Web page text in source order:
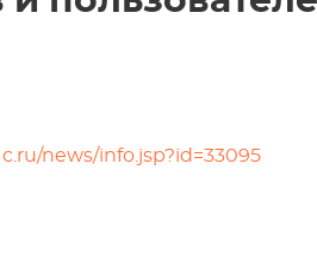
news/info.jsp?id=33095